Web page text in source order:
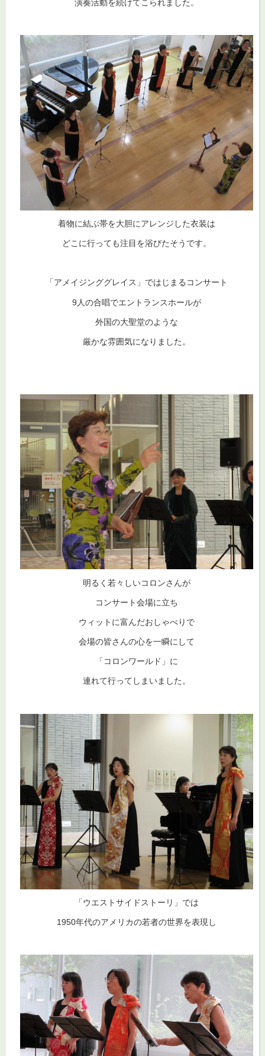
演奏活動を続けてこられました。
着物に結ぶ帯を大胆にアレンジした衣装は
どこに行っても注目を浴びたそうです。
「アメイジンググレイス」ではじまるコンサート
9人の合唱でエントランスホールが
外国の大聖堂のような
厳かな雰囲気になりました。
明るく若々しいコロンさんが
コンサート会場に立ち
ウィットに富んだおしゃべりで
会場の皆さんの心を一瞬にして
「コロンワールド」に
連れて行ってしまいました。
「ウエストサイドストーリ」では
1950年代のアメリカの若者の世界を表現し